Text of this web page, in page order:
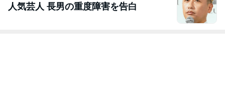
人気芸人 長男の重度障害を告白